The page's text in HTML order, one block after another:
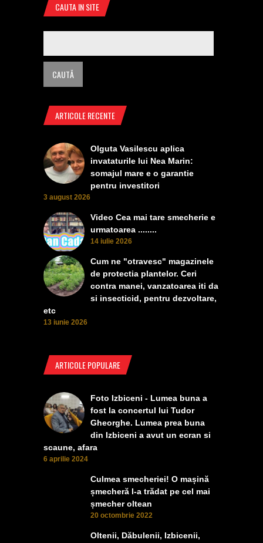
CAUTA IN SITE
ARTICOLE RECENTE
Olguta Vasilescu aplica
invataturile lui Nea Marin:
somajul mare e o garantie
pentru investitori
3 august 2026
Video Cea mai tare smecherie e
urmatoarea ........
14 iulie 2026
Cum ne "otravesc" magazinele
de protectia plantelor. Ceri
contra manei, vanzatoarea iti da
si insecticid, pentru dezvoltare,
etc
13 iunie 2026
ARTICOLE POPULARE
Foto Izbiceni - Lumea buna a
fost la concertul lui Tudor
Gheorghe. Lumea prea buna
din Izbiceni a avut un ecran si
scaune, afara
6 aprilie 2024
Culmea smecheriei! O mașină
șmecheră l-a trădat pe cel mai
șmecher oltean
20 octombrie 2022
Oltenii, Dăbulenii, Izbicenii,